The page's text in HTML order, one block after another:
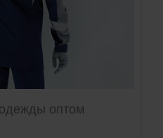
оптом